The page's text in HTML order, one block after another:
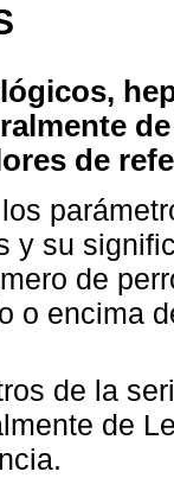
de
y su
de
o encima
de la
de